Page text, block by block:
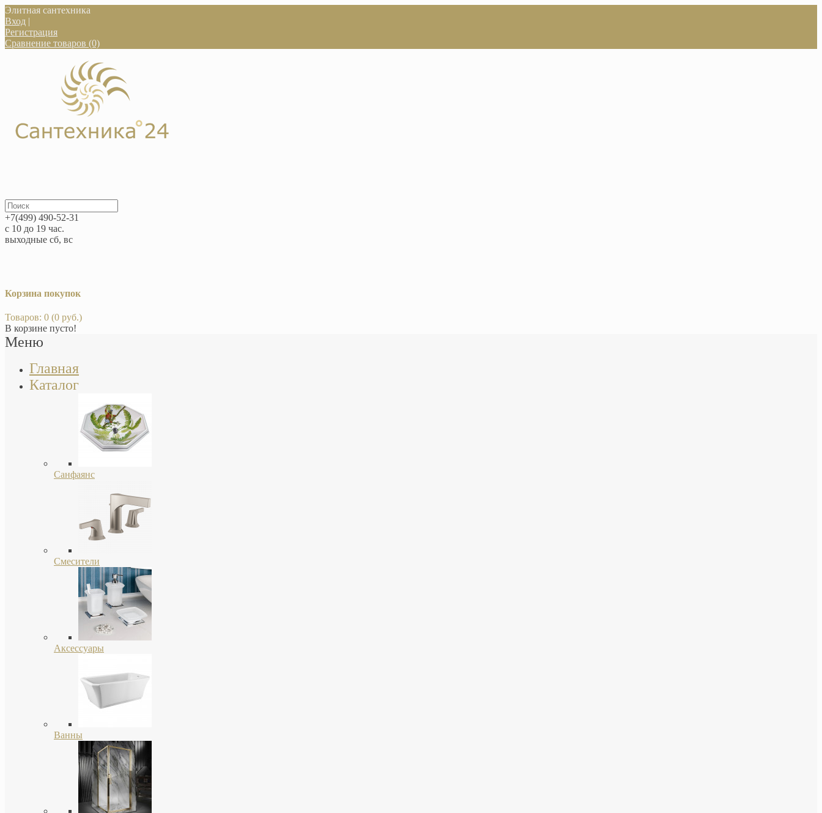
Элитная сантехника
Вход |
Регистрация
Сравнение товаров (0)
+7(499) 490-52-31
с 10 до 19 час.
выходные сб, вс
Корзина покупок
Товаров: 0 (0 руб.)
В корзине пусто!
Меню
Главная
Каталог
Санфаянс
Смесители
Аксессуары
Ванны